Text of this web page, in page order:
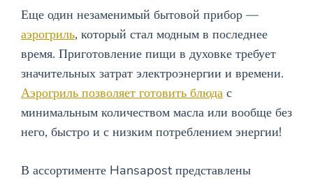
Еще один незаменимый бытовой прибор —
аэрогриль, который стал модным в последнее
время. Приготовление пищи в духовке требует
значительных затрат электроэнергии и времени.
Аэрогриль позволяет готовить блюда с
минимальным количеством масла или вообще без
него, быстро и с низким потреблением энергии!
В ассортименте Hansapost представлены